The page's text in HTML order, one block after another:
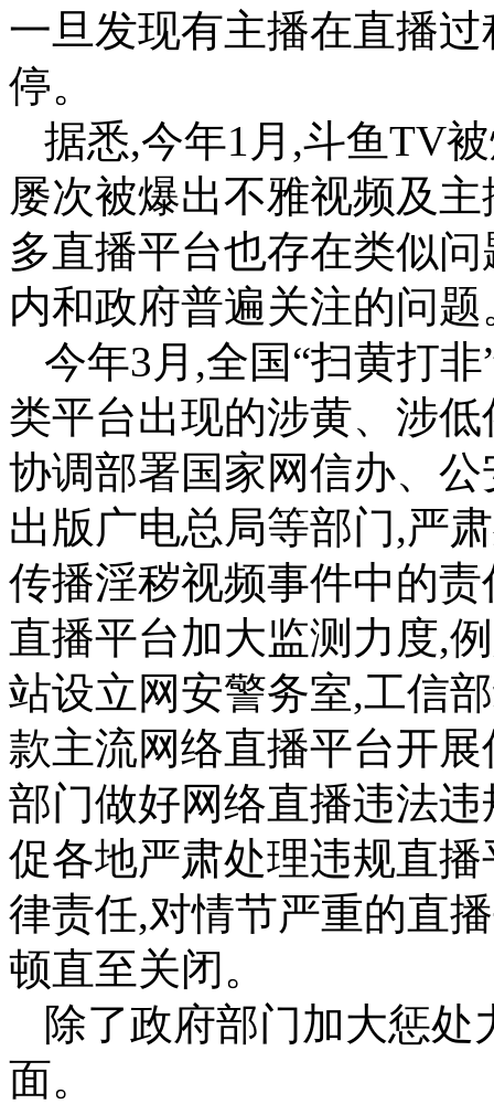
一旦发现有主播在直播
停。
据悉,今年1月,斗鱼TV
屡次被爆出不雅视频及
多直播平台也存在类似
内和政府普遍关注的问题
今年3月,全国“扫黄打
类平台出现的涉黄、涉
协调部署国家网信办、
出版广电总局等部门,严
传播淫秽视频事件中的
直播平台加大监测力度,
站设立网安警务室,工信
款主流网络直播平台开
部门做好网络直播违法
促各地严肃处理违规直
律责任,对情节严重的直
顿直至关闭。
除了政府部门加大惩
面。